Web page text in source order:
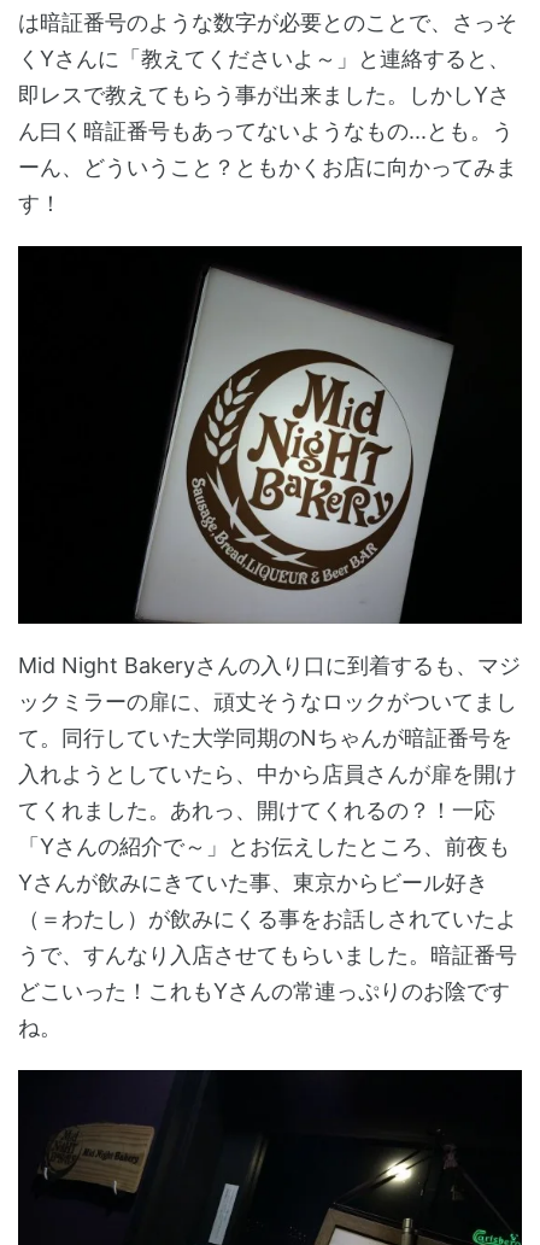
は暗証番号のような数字が必要とのことで、さっそ
くYさんに「教えてくださいよ～」と連絡すると、
即レスで教えてもらう事が出来ました。しかしYさ
ん曰く暗証番号もあってないようなもの...とも。う
ーん、どういうこと？ともかくお店に向かってみま
す！
Mid Night Bakeryさんの入り口に到着するも、マジ
ックミラーの扉に、頑丈そうなロックがついてまし
て。同行していた大学同期のNちゃんが暗証番号を
入れようとしていたら、中から店員さんが扉を開け
てくれました。あれっ、開けてくれるの？！一応
「Yさんの紹介で～」とお伝えしたところ、前夜も
Yさんが飲みにきていた事、東京からビール好き
（＝わたし）が飲みにくる事をお話しされていたよ
うで、すんなり入店させてもらいました。暗証番号
どこいった！これもYさんの常連っぷりのお陰です
ね。